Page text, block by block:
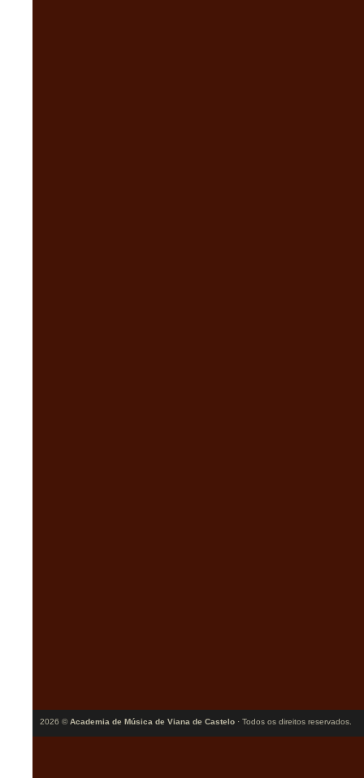
2026 ©Academia de Música de Viana de Castelo · Todos os direitos reservados.